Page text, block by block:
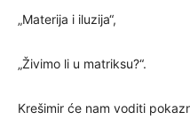
„Materija i iluzija“,
„Živimo li u matriksu?“.
Krešimir će nam voditi